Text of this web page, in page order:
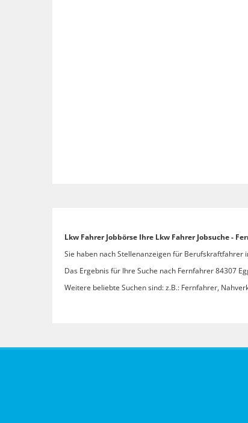
Lkw Fahrer Jobbörse Ihre Lkw Fahrer Jobsuche -
Sie haben nach Stellenanzeigen für Berufskraftfahrer
Das Ergebnis für Ihre Suche nach Fernfahrer 84307
Weitere beliebte Suchen sind: z.B.: Fernfahrer,